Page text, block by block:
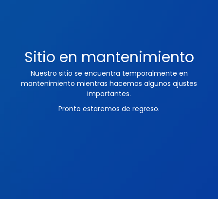
Sitio en mantenimiento
Nuestro sitio se encuentra temporalmente en
mantenimiento mientras hacemos algunos ajustes
importantes.
Pronto estaremos de regreso.